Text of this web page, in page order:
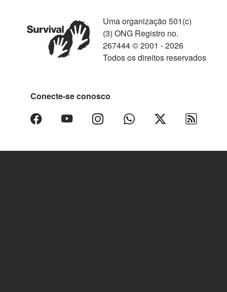
Conecte-se conosco
Uma organização 501(c)
(3) ONG Registro no.
267444 © 2001 - 2026
Todos os direitos reservados